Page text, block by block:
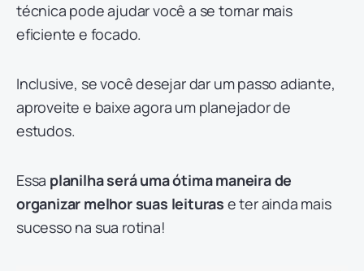
técnica pode ajudar você a se tornar mais
eficiente e focado.
Inclusive, se você desejar dar um passo adiante,
aproveite e baixe agora um planejador de
estudos.
Essa planilha será uma ótima maneira de
organizar melhor suas leituras e ter ainda mais
sucesso na sua rotina!